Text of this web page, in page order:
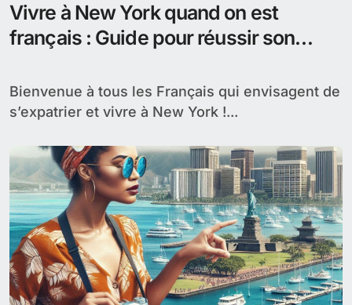
Vivre à New York quand on est
français : Guide pour réussir son
Bienvenue à tous les Français qui envisagent de
s’expatrier et vivre à New York !...